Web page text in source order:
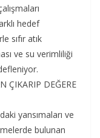
hedef
sıfır atık
ve su verimliliği
ÇIKARIP DEĞERE
yansımaları ve
bulunan